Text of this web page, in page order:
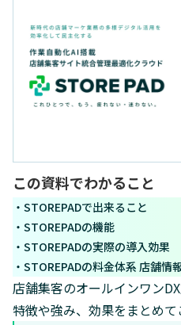
この資料でわかること
・STOREPADで出来ること
・STOREPADの機能
・STOREPADの実際の導入効果
・STOREPADの料金体系 店舗情
店舗集客のオールインワン
特徴や強み、効果をまとめて